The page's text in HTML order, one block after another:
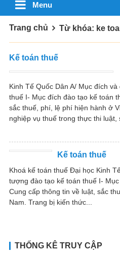
Menu
Trang chủ Từ khóa: ke
Kế toán thuế
Kinh Tế Quốc Dân A/ Mục đích
thuế I- Mục đích đào tạo kế toán
sắc thuế, phí, lệ phí hiện hành ở
nghiệp vụ thuế trong thực thi
Kế toán thuế
Khoá kế toán thuế Đại học Kinh
tượng đào tạo kế toán thuế I-
Cung cấp thông tin về luật, sắc
Nam. Trang bị kiến thức...
THỐNG KÊ TRUY CẬP